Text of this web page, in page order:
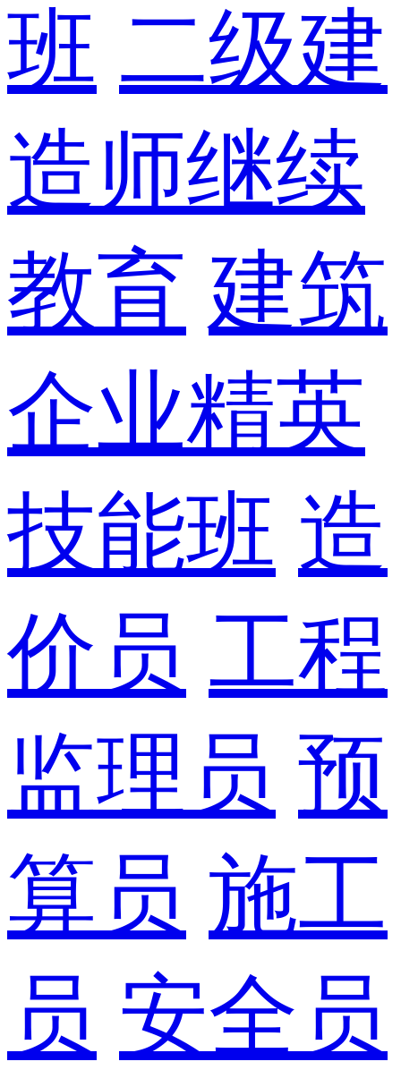
班 二级建
造师继续
教育 建筑
企业精英
技能班 造
价员 工程
监理员 预
算员 施工
员 安全员